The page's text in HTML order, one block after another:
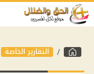
التقارير الخاصة